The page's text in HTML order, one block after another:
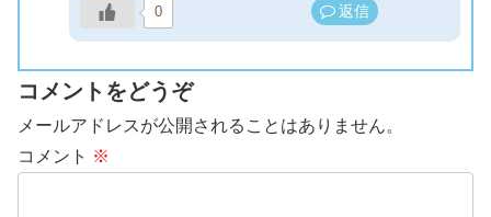
0 返信
コメントをどうぞ
メールアドレスが公開されることはありません。
コメント ※